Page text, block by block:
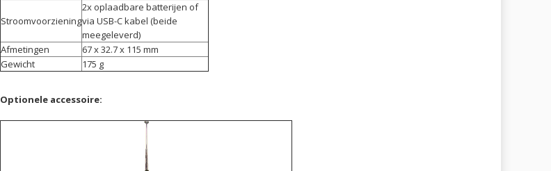
Stroomvoorziening
2x oplaadbare batterijen of
via USB-C kabel (beide
meegeleverd)
Afmetingen
67 x 32.7 x 115 mm
Gewicht
175 g
Optionele accessoire: